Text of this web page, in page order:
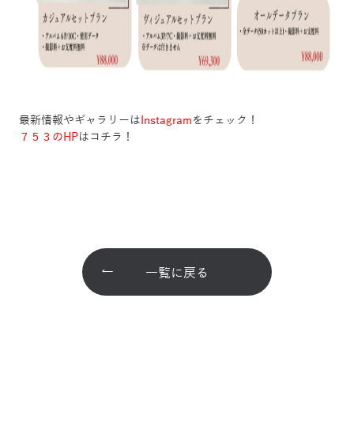
最新情報やギャラリーは Instagram をチェック！
７５３のHPはコチラ！
一覧に戻る